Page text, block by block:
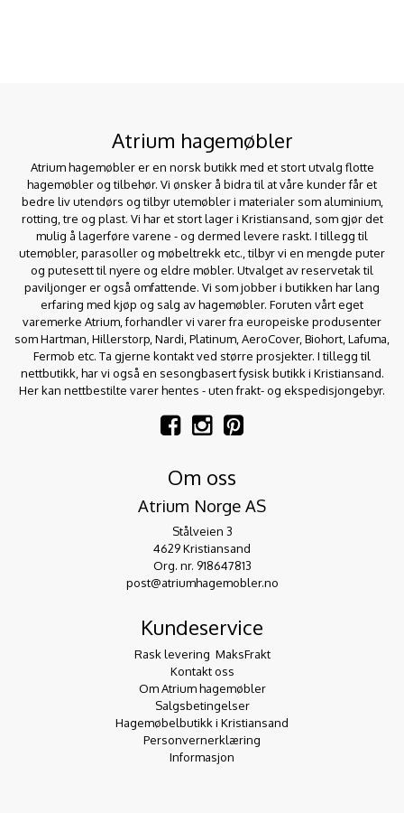
Atrium hagemøbler
Atrium hagemøbler er en norsk butikk med et stort utvalg flotte
hagemøbler og tilbehør. Vi ønsker å bidra til at våre kunder får et
bedre liv utendørs og tilbyr utemøbler i materialer som aluminium,
rotting, tre og plast. Vi har et stort lager i Kristiansand, som gjør det
mulig å lagerføre varene - og dermed levere raskt. I tillegg til
utemøbler, parasoller og møbeltrekk etc., tilbyr vi en mengde puter
og putesett til nyere og eldre møbler. Utvalget av reservetak til
paviljonger er også omfattende. Vi som jobber i butikken har lang
erfaring med kjøp og salg av hagemøbler. Foruten vårt eget
varemerke Atrium, forhandler vi varer fra europeiske produsenter
som Hartman, Hillerstorp, Nardi, Platinum, AeroCover, Biohort, Lafuma,
Fermob etc. Ta gjerne kontakt ved større prosjekter. I tillegg til
nettbutikk, har vi også en sesongbasert fysisk butikk i Kristiansand.
Her kan nettbestilte varer hentes - uten frakt- og ekspedisjongebyr.
Om oss
Atrium Norge AS
Stålveien 3
4629 Kristiansand
Org. nr. 918647813
post@atriumhagemobler.no
Kundeservice
Rask levering  MaksFrakt
Kontakt oss
Om Atrium hagemøbler
Salgsbetingelser
Hagemøbelbutikk i Kristiansand
Personvernerklæring
Informasjon